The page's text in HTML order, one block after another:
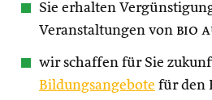
Sie erhalten
Veranstaltungen von bio
wir schaffen für Sie
Bildungsangebote für den